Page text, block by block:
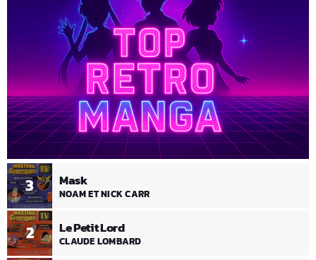
2 Le Petit Lord
CLAUDE LOMBARD
3 Mask
NOAM ET NICK CARR